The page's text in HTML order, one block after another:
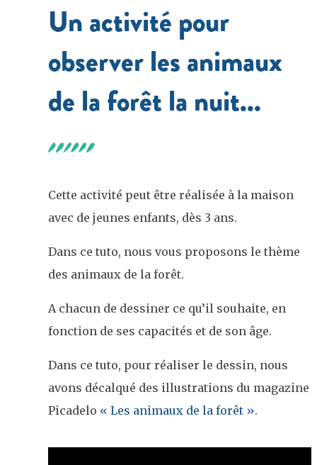
Un activité pour
observer les animaux
de la forêt la nuit...
Cette activité peut être réalisée à la maison
avec de jeunes enfants, dès 3 ans.
Dans ce tuto, nous vous proposons le thème
des animaux de la forêt.
A chacun de dessiner ce qu’il souhaite, en
fonction de ses capacités et de son âge.
Dans ce tuto, pour réaliser le dessin, nous
avons décalqué des illustrations du magazine
Picadelo « Les animaux de la forêt ».